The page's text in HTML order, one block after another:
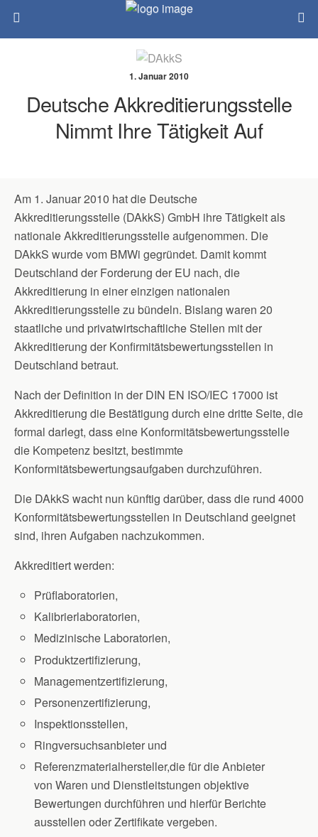
1. Januar 2010
Deutsche Akkreditierungsstelle
Nimmt Ihre Tätigkeit Auf
Am 1. Januar 2010 hat die Deutsche
Akkreditierungsstelle (DAkkS) GmbH ihre Tätigkeit als
nationale Akkreditierungsstelle aufgenommen. Die
DAkkS wurde vom BMWi gegründet. Damit kommt
Deutschland der Forderung der EU nach, die
Akkreditierung in einer einzigen nationalen
Akkreditierungsstelle zu bündeln. Bislang waren 20
staatliche und privatwirtschaftliche Stellen mit der
Akkreditierung der Konfirmitätsbewertungsstellen in
Deutschland betraut.
Nach der Definition in der DIN EN ISO/IEC 17000 ist
Akkreditierung die Bestätigung durch eine dritte Seite, die
formal darlegt, dass eine Konformitätsbewertungsstelle
die Kompetenz besitzt, bestimmte
Konformitätsbewertungsaufgaben durchzuführen.
Die DAkkS wacht nun künftig darüber, dass die rund 4000
Konformitätsbewertungsstellen in Deutschland geeignet
sind, ihren Aufgaben nachzukommen.
Akkreditiert werden:
Prüflaboratorien,
Kalibrierlaboratorien,
Medizinische Laboratorien,
Produktzertifizierung,
Managementzertifizierung,
Personenzertifizierung,
Inspektionsstellen,
Ringversuchsanbieter und
Referenzmaterialhersteller,die für die Anbieter
von Waren und Dienstleitstungen objektive
Bewertungen durchführen und hierfür Berichte
ausstellen oder Zertifikate vergeben.